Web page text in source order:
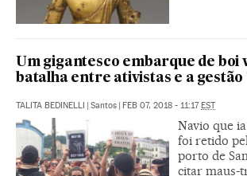
Um gigantesco embarque de boi
batalha entre ativistas e a
TALITA BEDINELLI | Santos | FEB 07, 2018 - 11:17EST
Navio que
foi retido
porto de
citar maus-